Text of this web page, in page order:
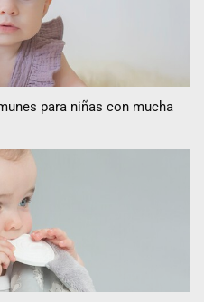
para niñas con mucha